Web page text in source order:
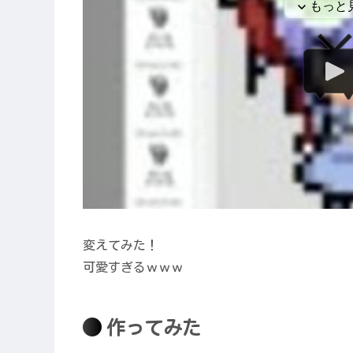
変えてみた！
可愛すぎるｗｗｗ
作ってみた